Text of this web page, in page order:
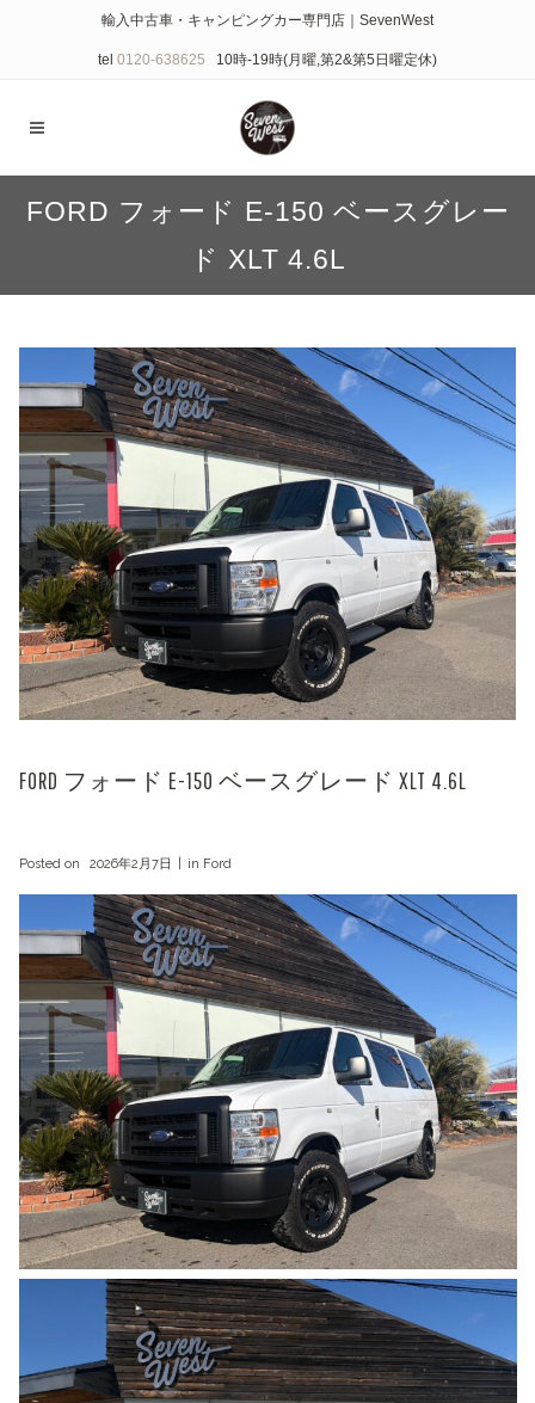
輸入中古車・キャンピングカー専門店｜SevenWest
tel 0120-638625 10時-19時(月曜,第2&第5日曜定休)
FORD フォード E-150 ベースグレー
ド XLT 4.6L
FORD フォード E-150 ベースグレード XLT 4.6L
Posted on 2026年2月7日 in Ford